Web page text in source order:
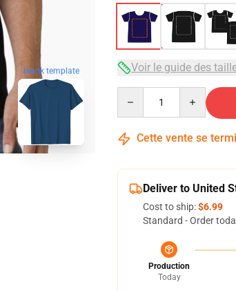
blank template Voir le guide des
Cette vente se
Deliver to United
Cost to ship:$6.99
Standard - Order
Production
Today